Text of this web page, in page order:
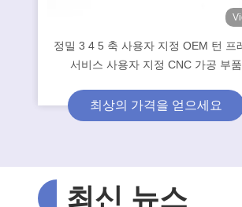
정밀 3 4 5 축 사용자 지정 OEM 턴 프
서비스 사용자 지정 CNC 가공 부품
최상의 가격을 얻으세요
최신 뉴스